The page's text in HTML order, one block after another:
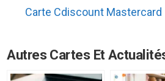
Carte Cdiscount Mastercard
Autres Cartes Et